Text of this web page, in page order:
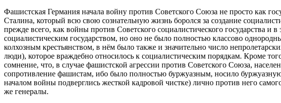
Фашистская Германия начала войну против Советского Союза не просто как
Сталина, который всю свою сознательную жизнь боролся за создание
прежде всего, как войны против Советского социалистического государства и
социалистическим государством, но оно не было полностью классово
колхозным крестьянством, в нём было также и значительно число
люди), которое враждебно относилось к социалистическим порядкам. Кроме
сомнение, что, в случае фашистской агрессии против Советского Союза,
сопротивление фашистам, ибо было полностью буржуазным, носило
началом войны подверглись жесткой кадровой чистке) лично против него
же генералы.